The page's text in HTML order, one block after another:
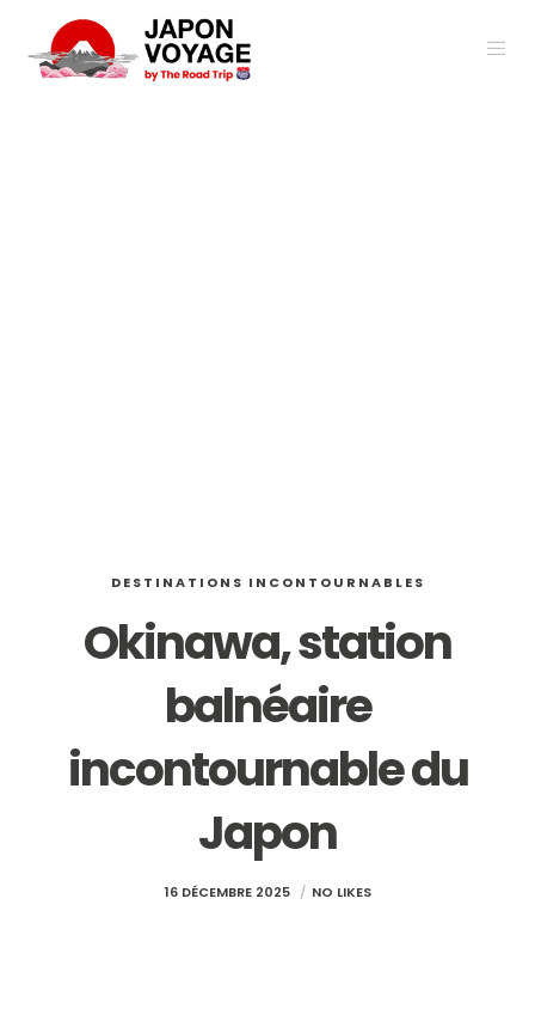
DESTINATIONS INCONTOURNABLES
Okinawa, station
balnéaire
incontournable du
Japon
16 DÉCEMBRE 2025 NO LIKES